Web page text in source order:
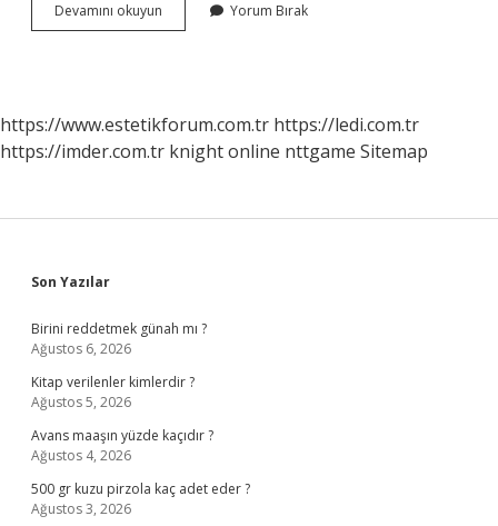
Devamını okuyun
Toprak
Yorum Bırak
https://www.estetikforum.com.tr https://ledi.com.tr
https://imder.com.tr knight online nttgame Sitemap
Sidebar
Son Yazılar
Birini reddetmek günah mı ?
Ağustos 6, 2026
Kitap verilenler kimlerdir ?
Ağustos 5, 2026
Avans maaşın yüzde kaçıdır ?
Ağustos 4, 2026
500 gr kuzu pirzola kaç adet eder ?
Ağustos 3, 2026